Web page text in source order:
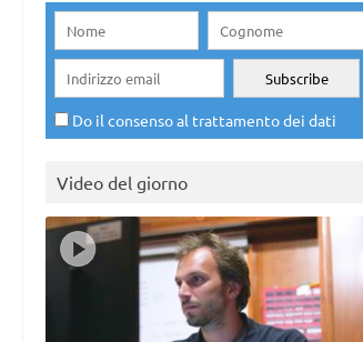
Do il consenso al trattamento dei dati
Video del giorno